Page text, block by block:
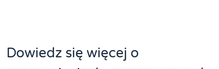
Dowiedz się więcej o